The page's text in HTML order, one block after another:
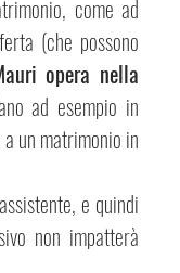
come ad
(che possono
opera nella
ad esempio in
un matrimonio in
e quindi
non impatterà